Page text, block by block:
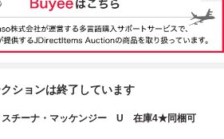
ションは終了しています
チーナ・マッケンジー U 在庫4★同梱可